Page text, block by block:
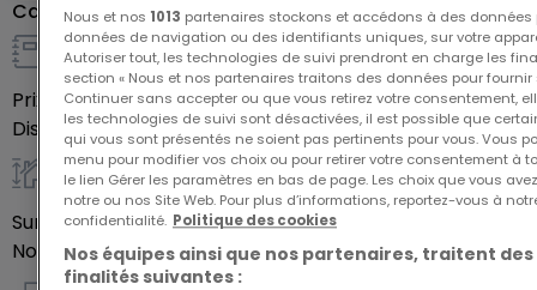
2ème étage :
- 3 chambres
- 1 salle de douche
Possibilité d'acquérir le terrain sans contrat de
construction.
contacter.
Caractéristiques
Détails de la vente
Prix de vente650 000 €
DisponibilitéÀ confirmer
Général
Surface habitable191m²
Nombre de chambres3
Nous et nos 1013 partenaires stockons et accédons à des
données de navigation ou des identifiants uniques, sur votre
Autoriser tout, les technologies de suivi prendront en charge les
section « Nous et nos partenaires traitons des données pour fournir
Continuer sans accepter ou que vous retirez votre consentement,
les technologies de suivi sont désactivées, il est possible que
qui vous sont présentés ne soient pas pertinents pour vous. Vous
menu pour modifier vos choix ou pour retirer votre consentement à
le lien Gérer les paramètres en bas de page. Les choix que vous
notre ou nos Site Web. Pour plus d’informations, reportez-vous à
confidentialité. Politique des cookies
Nos équipes ainsi que nos partenaires, traitent
finalités suivantes :